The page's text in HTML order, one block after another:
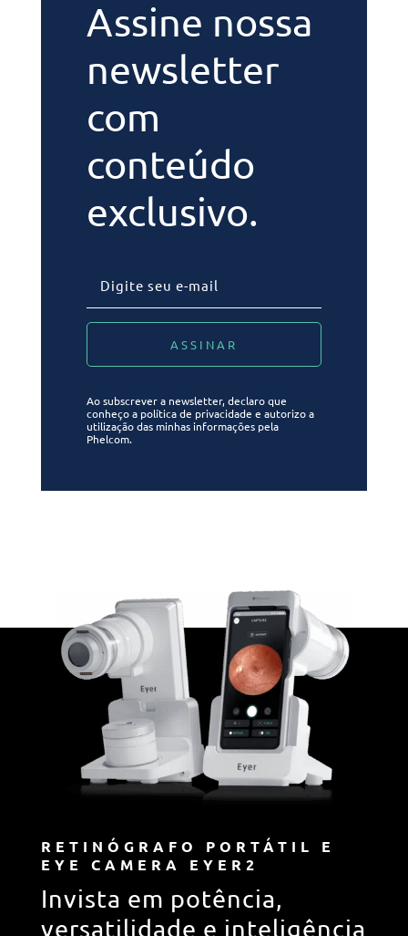
Assine nossa
newsletter
com
conteúdo
exclusivo.
Ao subscrever a newsletter, declaro que
conheço a política de privacidade e autorizo a
utilização das minhas informações pela
Phelcom.
RETINÓGRAFO PORTÁTIL E
EYE CAMERA EYER2
Invista em potência,
versatilidade e inteligência